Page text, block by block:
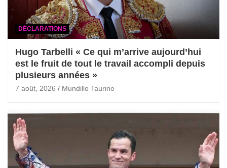
DÉCLARATIONS
Hugo Tarbelli « Ce qui m’arrive aujourd’hui
est le fruit de tout le travail accompli depuis
plusieurs années »
7 août, 2026 Mundillo Taurino